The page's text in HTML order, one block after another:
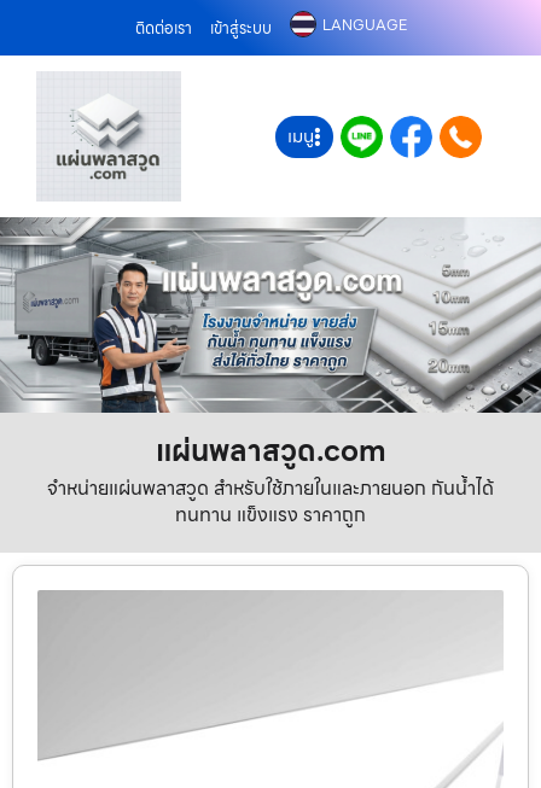
ติดต่อเรา เข้าสู่ระบบ LANGUAGE
เมนู
แผ่นพลาสวูด.com
จำหน่ายแผ่นพลาสวูด สำหรับใช้ภายในและภายนอก กันน้ำได้
ทนทาน แข็งแรง ราคาถูก